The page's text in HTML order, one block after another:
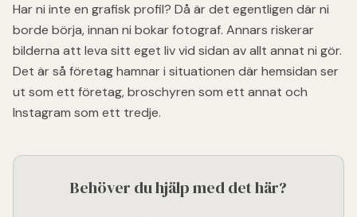
Har ni inte en grafisk profil? Då är det egentligen där ni
borde börja, innan ni bokar fotograf. Annars riskerar
bilderna att leva sitt eget liv vid sidan av allt annat ni gör.
Det är så företag hamnar i situationen där hemsidan ser
ut som ett företag, broschyren som ett annat och
Instagram som ett tredje.
Behöver du hjälp med det här?